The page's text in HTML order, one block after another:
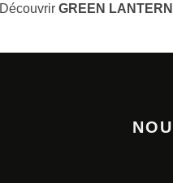
Découvrir GREEN LANTERN